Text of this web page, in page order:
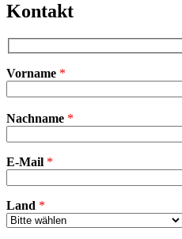
Kontakt
Vorname *
lasse
leer.
Nachname *
E-Mail *
Land *